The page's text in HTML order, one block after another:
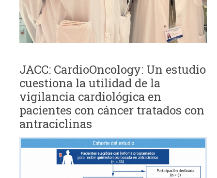
JACC: CardioOncology: Un estudio
cuestiona la utilidad de la
vigilancia cardiológica en
pacientes con cáncer tratados con
antraciclinas